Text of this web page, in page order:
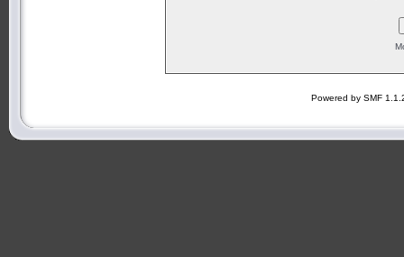
Powered by SMF